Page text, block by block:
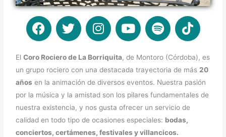
F
a
e
b
o
o
k
T
w
t
t
e
r
I
n
t
a
g
r
a
m
Y
o
t
u
b
e
S
p
t
i
f
y
T
i
t
o
k
ElCoro Rociero de La Borriquita, de Montoro (Córdoba), es
un grupo rociero con una destacada trayectoria de más 20
años en la animación de diversos eventos. Nuestra pasión
por la música y la amistad son los pilares fundamentales de
nuestra existencia, y nos gusta ofrecer un servicio de
calidad en todo tipo de ocasiones especiales: bodas,
conciertos, certámenes, festivales y villancicos.